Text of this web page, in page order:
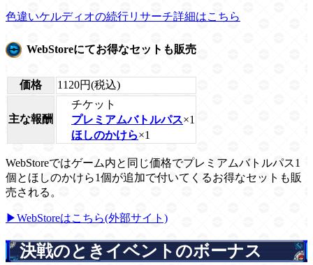
色違いケルディオの続行リサーチ詳細はこちら
WebStoreにてお得なセットも販売
価格 1120円(税込)
主な報酬
チケット
プレミアムバトルパス×1
ほしのかけら×1
WebStoreではゲーム内と同じ価格でプレミアムバトルパス1
個とほしのかけら1個が追加で付いてくるお得なセットも販
売される。
▶WebStoreはこちら(外部サイト)
決戦のときイベントのボーナス